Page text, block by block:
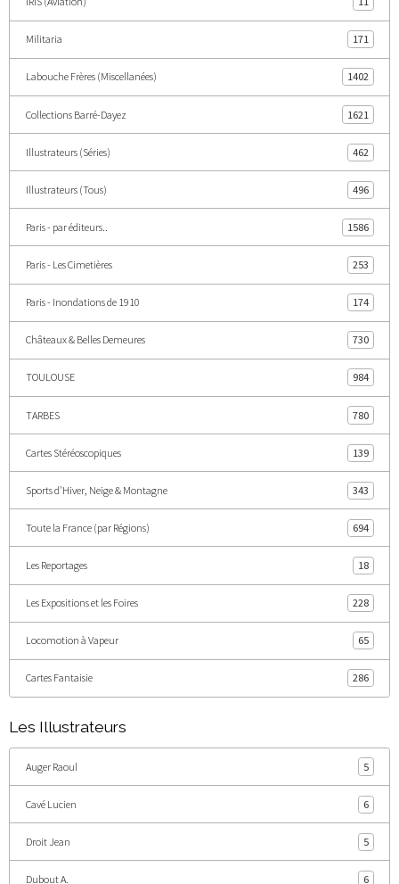
Militaria 171
Labouche Frères (Miscellanées) 1402
Collections Barré-Dayez 1621
Illustrateurs (Séries) 462
Illustrateurs (Tous) 496
Paris - par éditeurs.. 1586
Paris - Les Cimetières 253
Paris - Inondations de 1910 174
Châteaux & Belles Demeures 730
TOULOUSE 984
TARBES 780
Cartes Stéréoscopiques 139
Sports d'Hiver, Neige & Montagne 343
Toute la France (par Régions) 694
Les Reportages 18
Les Expositions et les Foires 228
Locomotion à Vapeur 65
Cartes Fantaisie 286
Les Illustrateurs
Auger Raoul 5
Cavé Lucien 6
Droit Jean 5
Dubout A. 6